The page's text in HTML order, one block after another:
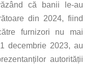
că banii le-au
din 2024, fiind
furnizori nu mai
decembrie 2023, au
autorității